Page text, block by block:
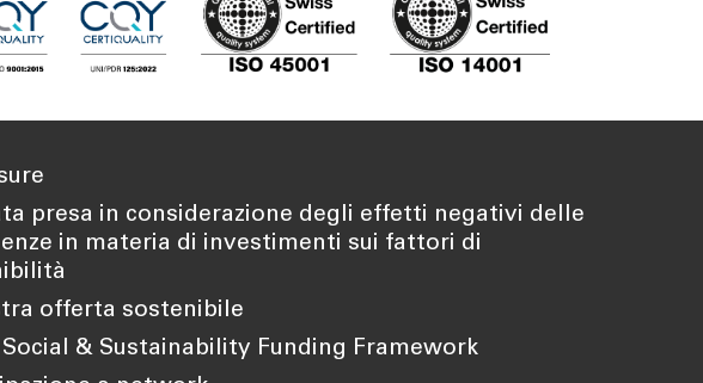
presa in considerazione degli effetti negativi delle
in materia di investimenti sui fattori di
offerta sostenibile
Social & Sustainability Funding Framework